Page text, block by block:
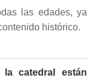
las edades, ya
histórico.
catedral están